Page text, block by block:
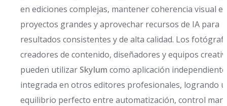
en ediciones complejas, mantener coherencia visual
proyectos grandes y aprovechar recursos de IA para
resultados consistentes y de alta calidad. Los
creadores de contenido, diseñadores y equipos
pueden utilizar Skylum como aplicación
integrada en otros editores profesionales, logrando
equilibrio perfecto entre automatización, control